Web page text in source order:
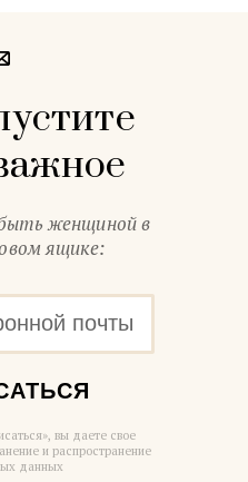
женщиной в
ящике:
вы даете свое
и распространение
данных